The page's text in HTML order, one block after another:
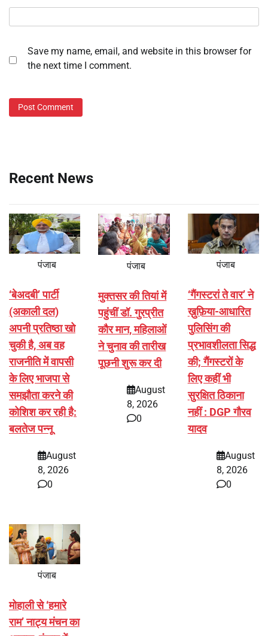
Save my name, email, and website in this browser for
the next time I comment.
Recent News
पंजाब
‘बेअदबी’ पार्टी
(अकाली दल)
अपनी प्रतिष्ठा खो
चुकी है, अब वह
राजनीति में वापसी
के लिए भाजपा से
समझौता करने की
कोशिश कर रही है:
बलतेज पन्नू
August
8, 2026
0
पंजाब
मुक्तसर की तियां में
पहुंचीं डॉ. गुरप्रीत
कौर मान, महिलाओं
ने चुनाव की तारीख
पूछनी शुरू कर दी
August
8, 2026
0
पंजाब
‘गैंगस्टरां ते वार’ ने
ख़ुफ़िया-आधारित
पुलिसिंग की
प्रभावशीलता सिद्ध
की; गैंगस्टरों के
लिए कहीं भी
सुरक्षित ठिकाना
नहीं : DGP गौरव
यादव
August
8, 2026
0
पंजाब
मोहाली से ‘हमारे
राम’ नाट्य मंचन का